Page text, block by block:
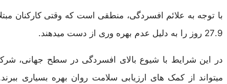
27.9 روز را به دلیل عدم بهره وری از دست میدهند.
در این شرایط با شیوع بالای افسردگی در سطح جهانی،
میتواند از کمک های ارزیابی سلامت روان بهره بسیاری